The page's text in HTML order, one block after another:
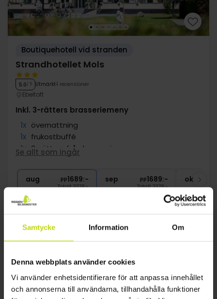
Samtycke Information Om
Denna webbplats använder cookies
Vi använder enhetsidentifierare för att anpassa innehållet
och annonserna till användarna, tillhandahålla funktioner
Boutiquehotell vid stranden
Strandhotellet Mols
5.0/ 5 Utmärkt 1 recensioner
Ebeltoft
Inkl. 3-rätters brasseriemeny
1x övernattning
1x frukostbuffé
1x 3-rätters från brasserimeny
Gratis parkering
Se allt som ingår
aug pp1689:-
Totalt 3378:-
sep pp1689:-
Totalt 3378:-
okt
1
FAQ